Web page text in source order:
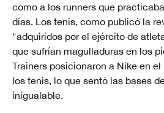
como a los runners que
días. Los tenis, como publicó la
"adquiridos por el ejército de
que sufrían magulladuras en los
Trainers posicionaron a Nike en
los tenis, lo que sentó las bases
inigualable.